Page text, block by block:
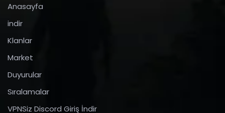
Anasayfa
indir
Klanlar
Market
Duyurular
Sıralamalar
VPNSiz Discord Giriş İndir